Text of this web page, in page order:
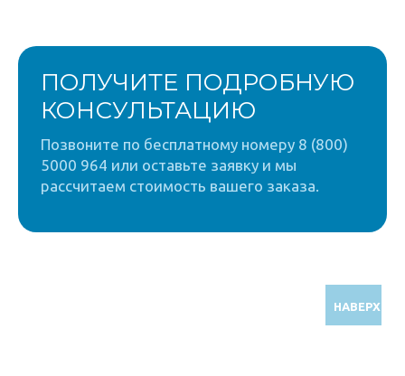
ПОЛУЧИТЕ ПОДРОБНУЮ
КОНСУЛЬТАЦИЮ
Позвоните по бесплатному номеру 8 (800)
5000 964 или оставьте заявку и мы
рассчитаем стоимость вашего заказа.
НАВЕРХ